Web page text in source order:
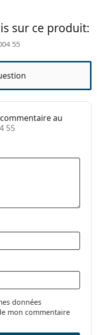
soleil
sur ce produit:
55
au
55
données
mon commentaire